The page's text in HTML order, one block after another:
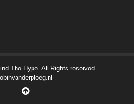
The Hype. All Rights reserved.